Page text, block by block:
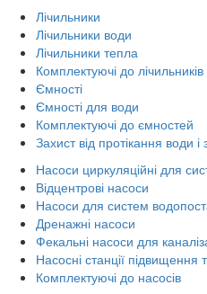
Лічильники
Лічильники води
Лічильники тепла
Комплектуючі до лічильників
Ємності
Ємності для води
Комплектуючі до ємностей
Захист від протікання води
Насоси циркуляційні для
Відцентрові насоси
Насоси для систем
Дренажні насоси
Фекальні насоси для
Насосні станції підвищення
Комплектуючі до насосів